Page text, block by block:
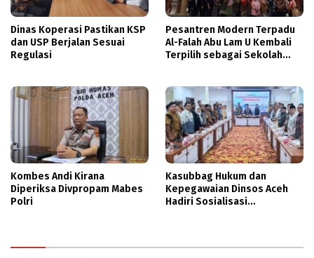
Dinas Koperasi Pastikan KSP
dan USP Berjalan Sesuai
Regulasi
Pesantren Modern Terpadu
Al-Falah Abu Lam U Kembali
Terpilih sebagai Sekolah
Kombes Andi Kirana
Diperiksa Divpropam Mabes
Polri
Kasubbag Hukum dan
Kepegawaian Dinsos Aceh
Hadiri Sosialisasi